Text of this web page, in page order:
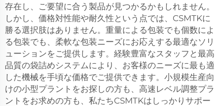
存在し、ご要望に合う製品が見つかるかもしれません。
しかし、価格対性能や耐久性という点では、CSMTKに
勝る選択肢はありません。重量による包装でも個数によ
る包装でも、柔軟な包装ニーズにお応えする最適なソリ
ューションをご提供します。経験豊富なスタッフと最高
品質の袋詰めシステムにより、お客様のニーズに最も適
した機械を手頃な価格でご提供できます。小規模生産向
けの小型プラントをお探しの方も、高速レベル調整プラ
ントをお求めの方も、私たちCSMTKはしっかりサポー